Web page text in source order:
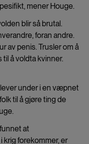
mener Houge.
blir så brutal.
foran andre.
av penis. Trusler om å
å voldta kvinner.
under i en væpnet
til å gjøre ting de
at
krig forekommer, er